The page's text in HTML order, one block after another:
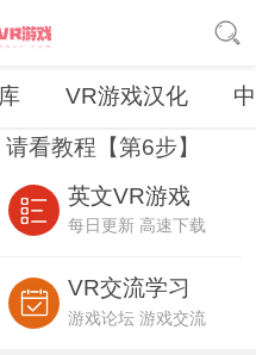
VR游戏汉化
看教程【第6步】
英文VR游戏
每日更新 高速下载
VR交流学习
游戏论坛 游戏交流